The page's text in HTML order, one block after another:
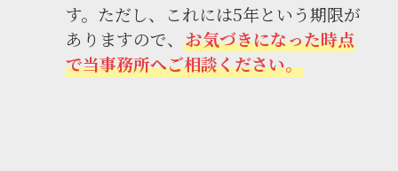
す。ただし、これには5年という期限が
ありますので、お気づきになった時点
で当事務所へご相談ください。